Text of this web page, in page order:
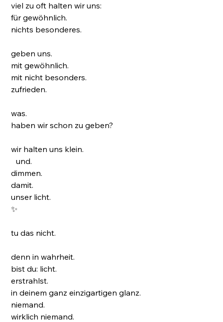
viel zu oft halten wir uns:
für gewöhnlich.
nichts besonderes.
geben uns.
mit gewöhnlich.
mit nicht besonders.
zufrieden.
was.
haben wir schon zu geben?
wir halten uns klein.
und.
dimmen.
damit.
unser licht.
✨
tu das nicht.
denn in wahrheit.
bist du: licht.
erstrahlst.
in deinem ganz einzigartigen glanz.
niemand.
wirklich niemand.